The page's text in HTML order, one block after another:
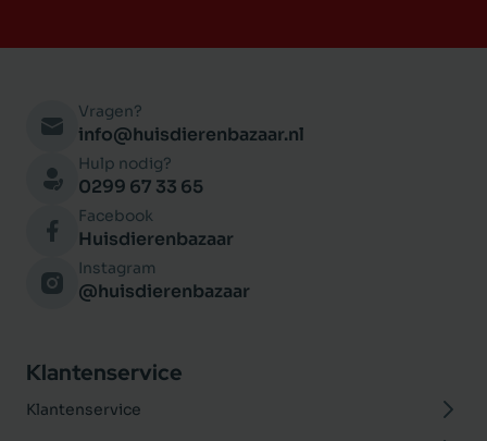
Vragen?
info@huisdierenbazaar.nl
Hulp nodig?
0299 67 33 65
Facebook
Huisdierenbazaar
Instagram
@huisdierenbazaar
Klantenservice
Klantenservice